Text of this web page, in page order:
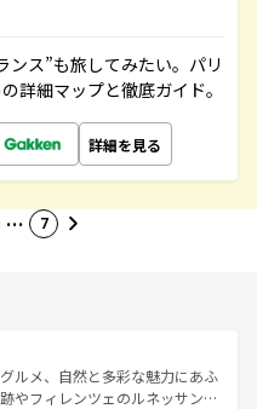
ンス”も旅してみたい。パリ
詳細マップと徹底ガイド。
詳細を見る
… 7
ルメ、自然と多彩な魅力にあふ
やフィレンツェのルネッサンス